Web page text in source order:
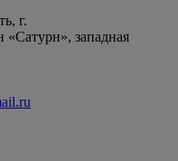
г.
«Сатурн», западная